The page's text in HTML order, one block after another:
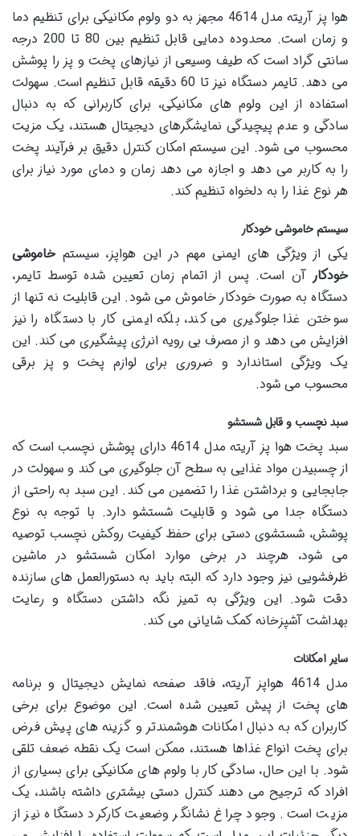
هوا پز آریته مدل 4614 مجهز به دو ولوم مکانیکی برای تنظیم دما
و زمان است. محدوده دمایی قابل تنظیم بین 80 تا 200 درجه
سانتی گراد است که طیف وسیعی از نیازهای پخت و پز را پوشش
می دهد. تایمر دستگاه نیز تا 60 دقیقه قابل تنظیم است. سهولت
استفاده از این ولوم های مکانیکی، برای کاربرانی که به دنبال
سادگی و عدم پیچیدگی نمایشگرهای دیجیتال هستند، یک مزیت
محسوب می شود. این سیستم امکان کنترل دقیق بر فرآیند پخت
را به کاربر می دهد و اجازه می دهد زمان و دمای مورد نیاز برای
هر نوع غذا را به دلخواه تنظیم کند.
سیستم خاموشی خودکار
یکی از ویژگی های ایمنی مهم در این هواپز، سیستمخاموشی
خودکار آن است. پس از اتمام زمان تعیین شده توسط تایمر،
دستگاه به صورت خودکار خاموش می شود. این قابلیت نه تنها از
سوختن غذا جلوگیری می کند، بلکه ایمنی کار با دستگاه را نیز
افزایش می دهد و از مصرف بی رویه انرژی پیشگیری می کند. این
یک ویژگی استاندارد و ضروری برای لوازم پخت و پز برقی
محسوب می شود.
سبد نچسب و قابل شستشو
سبد پخت هوا پز آریته مدل 4614 دارای پوشش نچسب است که
از چسبیدن مواد غذایی به سطح آن جلوگیری می کند و سهولت در
جابجایی و برداشتن غذا را تضمین می کند. این سبد به راحتی از
دستگاه جدا می شود و قابلیت شستشو دارد. با توجه به نوع
پوشش، شستشوی دستی برای حفظ کیفیت روکش نچسب توصیه
می شود، هرچند در برخی موارد امکان شستشو در ماشین
ظرفشویی نیز وجود دارد که البته باید به دستورالعمل های سازنده
دقت شود. این ویژگی به تمیز نگه داشتن دستگاه و رعایت
بهداشت آشپزخانه کمک شایانی می کند.
سایر امکانات
مدل 4614 هواپز آریته، فاقد صفحه نمایش دیجیتال و برنامه
های پخت از پیش تعیین شده است. این موضوع برای برخی
کاربران که به دنبال امکانات هوشمندتر و گزینه های پیش فرض
برای پخت انواع غذاها هستند، ممکن است یک نقطه ضعف تلقی
شود. با این حال، سادگی کار با ولوم های مکانیکی برای بسیاری از
افراد که ترجیح می دهند کنترل دستی بیشتری داشته باشند، یک
مزیت است. وجود چراغ نشانگر وضعیت کارکرد دستگاه نیز از